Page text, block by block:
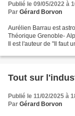
Publié le 09/05/2022 à
Par Gérard Borvon
Aurélien Barrau est
Théorique Grenoble-
Il est l'auteur de "Il faut
Tout sur
Publié le 11/02/2025 à
Par Gérard Borvon